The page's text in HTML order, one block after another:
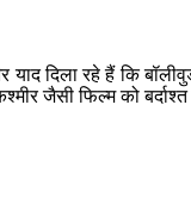
दिला रहे हैं कि
जैसी फिल्म को